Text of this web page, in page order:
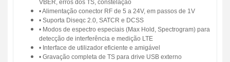
VBER, erros dos TS, constelação
•Alimentação conector RF de 5 a 24V, em passos de 1V
• Suporta Diseqc 2.0, SATCR e DCSS
• Modos de espectro especiais (Max Hold, Spectrogram) para
detecção de interferência e medição LTE
• Interface de utilizador eficiente e amigável
• Gravação completa de TS para drive USB externo